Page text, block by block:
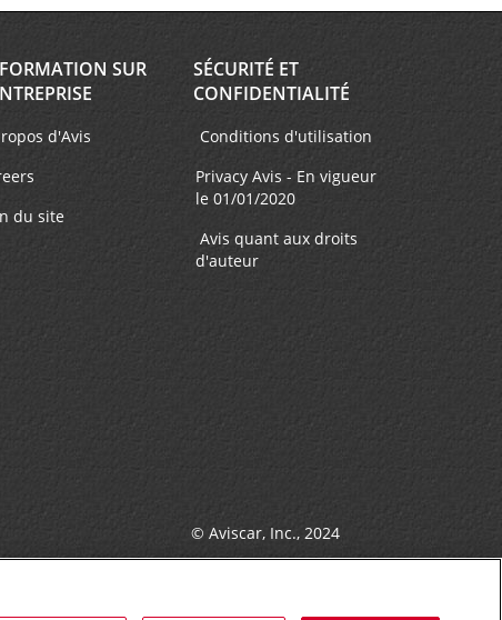
SUR
d'Avis
du site
SÉCURITÉ ET
CONFIDENTIALITÉ
Conditions d'utilisation
Privacy Avis - En vigueur
le 01/01/2020
Avis quant aux droits
d'auteur
© Aviscar, Inc., 2024